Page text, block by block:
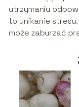
utrzymaniu
to unikanie
może zaburzać